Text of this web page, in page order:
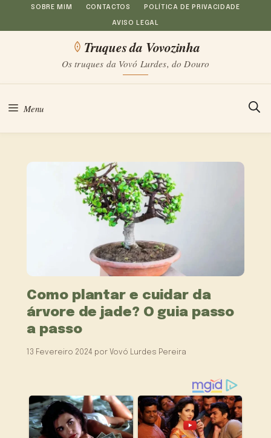
Saltar
para
conteúdo
SOBRE MIM CONTACTOS POLÍTICA DE PRIVACIDADE
AVISO LEGAL
Truques da Vovozinha
Os truques da Vovó Lurdes, do Douro
Menu
Como plantar e cuidar da
árvore de jade? O guia passo
a passo
13 Fevereiro 2024 por Vovó Lurdes Pereira